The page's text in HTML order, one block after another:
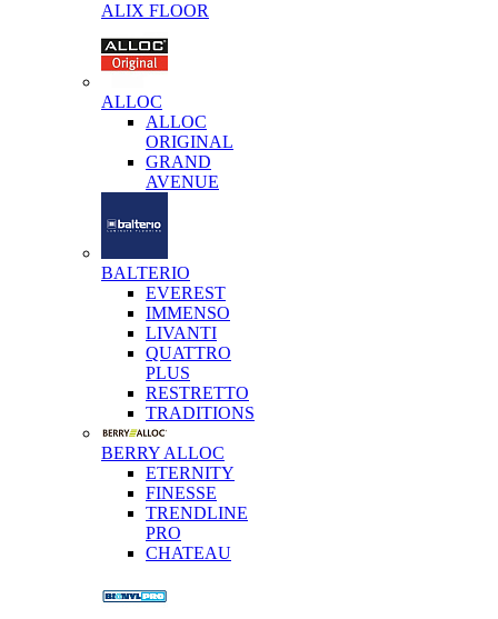
ALIX FLOOR
ALLOC
ALLOC
ORIGINAL
GRAND
AVENUE
BALTERIO
EVEREST
IMMENSO
LIVANTI
QUATTRO
PLUS
RESTRETTO
TRADITIONS
BERRY ALLOC
ETERNITY
FINESSE
TRENDLINE
PRO
CHATEAU